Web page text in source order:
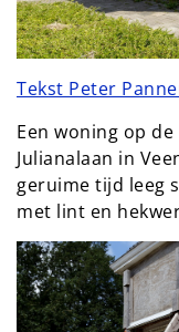
Tekst Peter
Een woning op
Julianalaan in
geruime tijd leeg
met lint en